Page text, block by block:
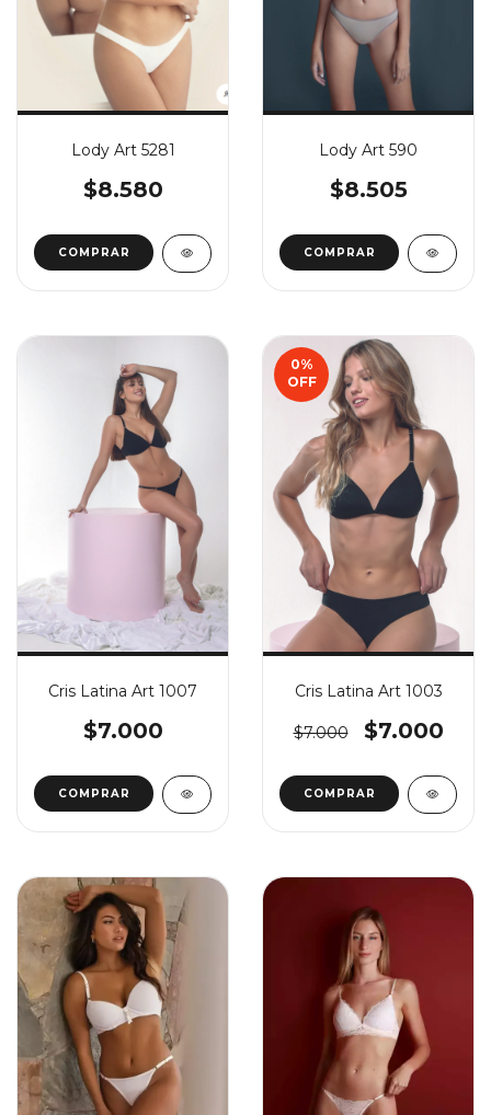
Lody Art 5281
$8.580
COMPRAR
Lody Art 590
$8.505
COMPRAR
Cris Latina Art 1007
$7.000
COMPRAR
0%
OFF
Cris Latina Art 1003
$7.000 $7.000
COMPRAR